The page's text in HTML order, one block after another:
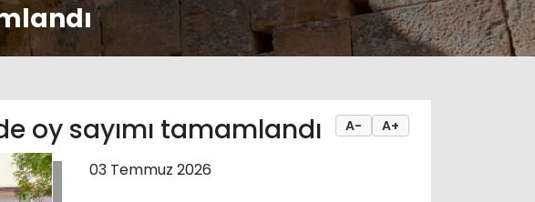
A- A+
oy sayımı tamamlandı
03 Temmuz 2026